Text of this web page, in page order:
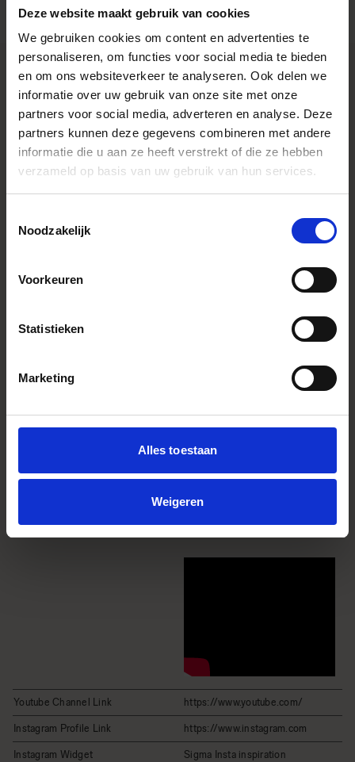
Deze website maakt gebruik van cookies
We gebruiken cookies om content en advertenties te
personaliseren, om functies voor social media te bieden
en om ons websiteverkeer te analyseren. Ook delen we
informatie over uw gebruik van onze site met onze
partners voor social media, adverteren en analyse. Deze
partners kunnen deze gegevens combineren met andere
informatie die u aan ze heeft verstrekt of die ze hebben
verzameld op basis van uw gebruik van hun services.
Noodzakelijk
Voorkeuren
Statistieken
Marketing
Alles toestaan
Weigeren
SPECIFICATIONS
Facebook Product Link https://www.facebook.com/
https://www.instagram.com/?
Youtube Channel Link https://www.youtube.com/
Instagram Profile Link https://www.instagram.com
Instagram Widget Sigma Insta inspiration